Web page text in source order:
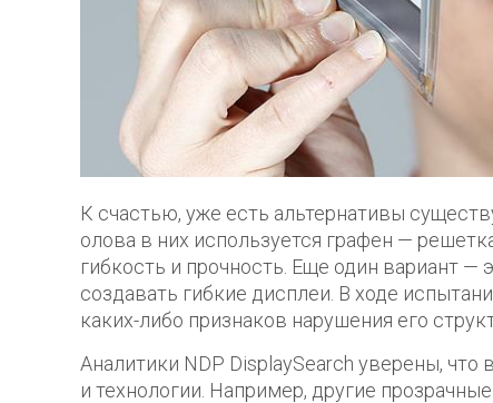
К счастью, уже есть альтернативы
олова в них используется графен —
гибкость и прочность. Еще один вариант —
создавать гибкие дисплеи. В ходе
каких-либо признаков нарушения его
Аналитики NDP DisplaySearch уверены,
и технологии. Например, другие